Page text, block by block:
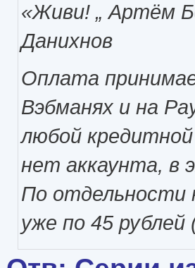
«Живи! „ Артём
Данихнов
Оплата
Вэбманях и на
любой
нет аккаунта, в
По отдельности
уже по 45 рублей